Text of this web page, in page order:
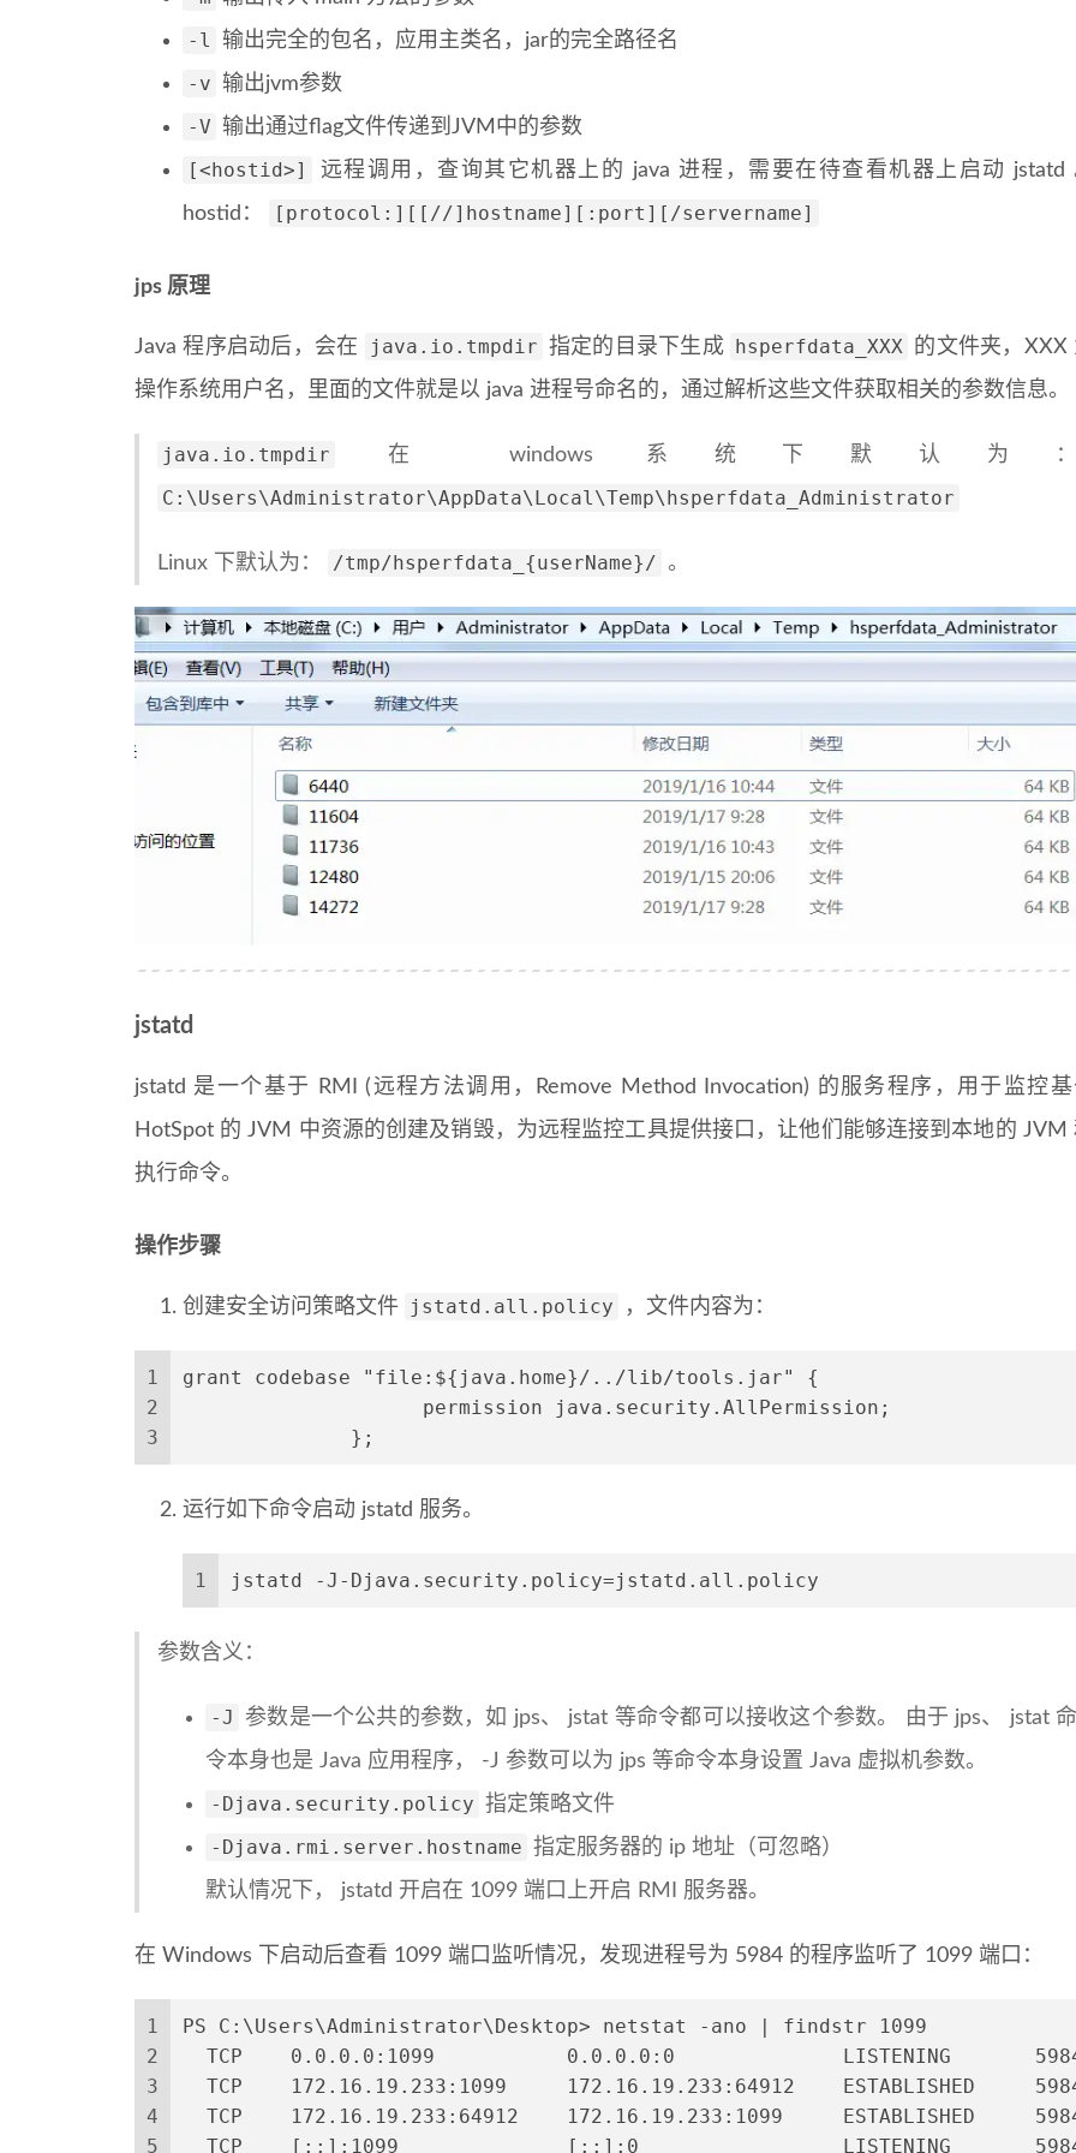
-l 输出完全的包名，应用主类名，jar的完全路径名
-v 输出jvm参数
-V 输出通过flag文件传递到JVM中的参数
[<hostid>]
远程调用，查询其它机器上的 java 进程，需要在待查看机器上启动 jstatd
hostid：
[protocol:][[//]hostname][:port][/servername]
jps 原理
Java 程序启动后，会在 java.io.tmpdir 指定的目录下生成 hsperfdata_XXX
的文件夹，XXX
操作系统用户名，里面的文件就是以 java 进程号命名的，通过解析这些文件获取相关的参数信息。
java.io.tmpdir 在 windows 系统下默认为：
C:\Users\Administrator\AppData\Local\Temp\hsperfdata_Administrator
Linux 下默认为： /tmp/hsperfdata_{userName}/ 。
jstatd
jstatd 是一个基于 RMI (远程方法调用，Remove Method Invocation) 的服务程序，用于监控基
HotSpot 的 JVM 中资源的创建及销毁，为远程监控工具提供接口，让他们能够连接到本地的 JVM
执行命令。
操作步骤
创建安全访问策略文件 jstatd.all.policy ，文件内容为：
1
2
3
grant codebase "file:${java.home}/../lib/tools.jar" {
                    permission java.security.AllPermission;
              };
运行如下命令启动 jstatd 服务。
1 jstatd -J-Djava.security.policy=jstatd.all.policy
参数含义：
-J
参数是一个公共的参数，如 jps、 jstat 等命令都可以接收这个参数。 由于 jps、 jstat 命
令本身也是 Java 应用程序， -J 参数可以为 jps 等命令本身设置 Java 虚拟机参数。
-Djava.security.policy 指定策略文件
-Djava.rmi.server.hostname 指定服务器的 ip 地址（可忽略）
默认情况下， jstatd 开启在 1099 端口上开启 RMI 服务器。
在 Windows 下启动后查看 1099 端口监听情况，发现进程号为 5984 的程序监听了 1099 端口：
1
2
3
4
5
PS C:\Users\Administrator\Desktop> netstat -ano | findstr 1099
TCP    0.0.0.0:1099           0.0.0.0:0              LISTENING
TCP    172.16.19.233:1099     172.16.19.233:64912    ESTABLISHED
TCP    172.16.19.233:64912    172.16.19.233:1099     ESTABLISHED
TCP    [::]:1099              [::]:0                 LISTENING